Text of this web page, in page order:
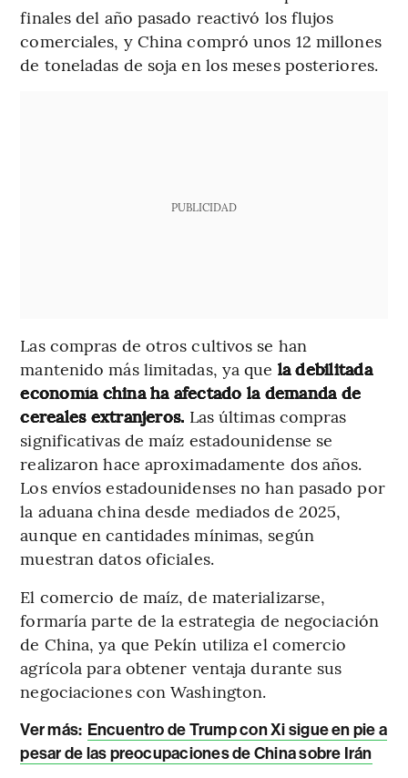
finales del año pasado reactivó los flujos
comerciales, y China compró unos 12 millones
de toneladas de soja en los meses posteriores.
PUBLICIDAD
Las compras de otros cultivos se han
mantenido más limitadas, ya que la debilitada
economía china ha afectado la demanda de
cereales extranjeros. Las últimas compras
significativas de maíz estadounidense se
realizaron hace aproximadamente dos años.
Los envíos estadounidenses no han pasado por
la aduana china desde mediados de 2025,
aunque en cantidades mínimas, según
muestran datos oficiales.
El comercio de maíz, de materializarse,
formaría parte de la estrategia de negociación
de China, ya que Pekín utiliza el comercio
agrícola para obtener ventaja durante sus
negociaciones con Washington.
Ver más: Encuentro de Trump con Xi sigue en pie a
pesar de las preocupaciones de China sobre Irán